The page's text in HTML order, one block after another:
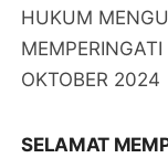
HUKUM
OKTOBER 2024
SELAMAT